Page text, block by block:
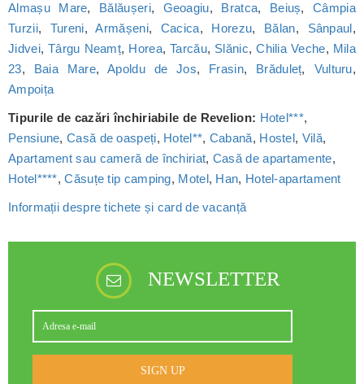
Almașu Mare, Bălăușeri, Geoagiu, Bratca, Beiuș,Câmpia
Turzii, Tureni,Armășeni, Cacica, Horezu, Bălan, Sânpaul,
Jidvei,Târgu Neamț, Horea,Tarcău, Slănic,Chilia Veche, Mila
23, Baia Mare,Apoldu de Jos, Frasin, Brăduleț, Vulturu,
Ampoița
Tipurile de cazări închiriabile de Revelion: Hotel***,
Pensiune,Casă de oaspeți, Hotel**, Cabană, Hostel, Vilă,
Apartament sau cameră de închiriat, Casă de apartamente,
Hotel****,Căsuțe tip camping, Motel, Han, Hotel-apartament
Informații despre tichete și card de vacanță
NEWSLETTER
SIGN UP